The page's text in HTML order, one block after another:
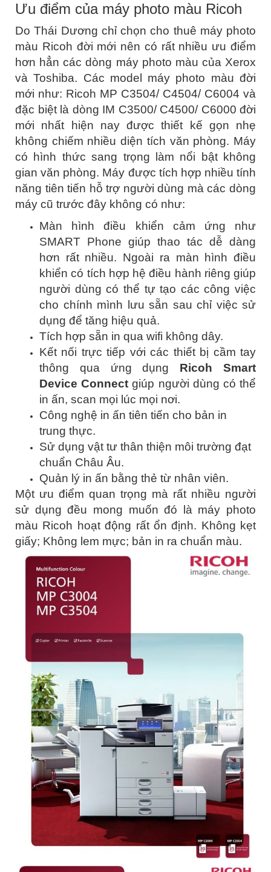
Ưu điểm của máy photo màu Ricoh
Do Thái Dương chỉ chọn cho thuê máy photo
màu Ricoh đời mới nên có rất nhiều ưu điểm
hơn hẳn các dòng máy photo màu của Xerox
và Toshiba. Các model máy photo màu đời
mới như: Ricoh MP C3504/ C4504/ C6004 và
đặc biệt là dòng IM C3500/ C4500/ C6000 đời
mới nhất hiện nay được thiết kế gọn nhẹ
không chiếm nhiều diện tích văn phòng. Máy
có hình thức sang trọng làm nổi bật không
gian văn phòng. Máy được tích hợp nhiều tính
năng tiên tiến hỗ trợ người dùng mà các dòng
máy cũ trước đây không có như:
Màn hình điều khiển cảm ứng như
SMART Phone giúp thao tác dễ dàng
hơn rất nhiều. Ngoài ra màn hình điều
khiển có tích hợp hệ điều hành riêng giúp
người dùng có thể tự tạo các công việc
cho chính mình lưu sẵn sau chỉ việc sử
dụng để tăng hiệu quả.
Tích hợp sẵn in qua wifi không dây.
Kết nối trực tiếp với các thiết bị cầm tay
thông qua ứng dụng Ricoh Smart
Device Connectgiúp người dùng có thể
in ấn, scan mọi lúc mọi nơi.
Công nghệ in ấn tiên tiến cho bản in
trung thực.
Sử dụng vật tư thân thiện môi trường đạt
chuẩn Châu Âu.
Quản lý in ấn bằng thẻ từ nhân viên.
Một ưu điểm quan trọng mà rất nhiều người
sử dụng đều mong muốn đó là máy photo
màu Ricoh hoạt động rất ổn định. Không kẹt
giấy; Không lem mực; bản in ra chuẩn màu.